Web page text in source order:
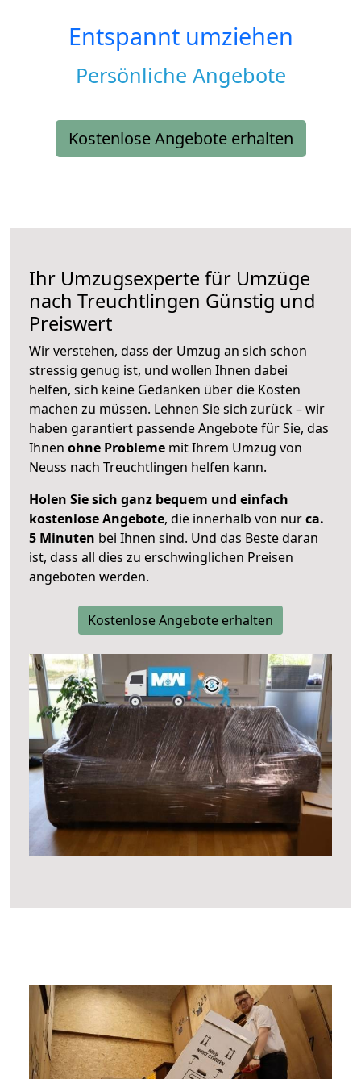
Entspannt umziehen
Persönliche Angebote
Kostenlose Angebote erhalten
Ihr Umzugsexperte für Umzüge
nach Treuchtlingen Günstig und
Preiswert
Wir verstehen, dass der Umzug an sich schon
stressig genug ist, und wollen Ihnen dabei
helfen, sich keine Gedanken über die Kosten
machen zu müssen. Lehnen Sie sich zurück – wir
haben garantiert passende Angebote für Sie, das
Ihnen ohne Probleme mit Ihrem Umzug von
Neuss nach Treuchtlingen helfen kann.
Holen Sie sich ganz bequem und einfach
kostenlose Angebote, die innerhalb von nurca.
5 Minuten bei Ihnen sind. Und das Beste daran
ist, dass all dies zu erschwinglichen Preisen
angeboten werden.
Kostenlose Angebote erhalten